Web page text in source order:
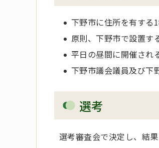
下野市に住所を有する
原則、下野市で設置す
平日の昼間に開催され
下野市議会議員及び下
選考
選考審査会で決定し、結